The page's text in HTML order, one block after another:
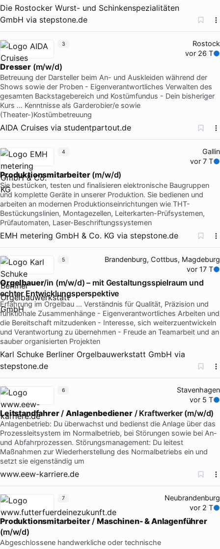
Die Rostocker Wurst- und Schinkenspezialitäten
GmbH via stepstone.de
Rostock
vor 26 T
Dresser(m/w/d)
Betreuung der Darsteller beim An- und Auskleiden während der
Shows sowie der Proben - Eigenverantwortliches Verwalten des
gesamten Backstagebereich und Kostümfundus - Dein bisheriger
Kurs … Kenntnisse als Garderobier/e sowie
(Theater-)Kostümbetreuung
AIDA Cruises via studentpartout.de
3
Gallin
vor 7 T
Produktionsmitarbeiter(m/w/d)
Sie bestücken, testen und finalisieren elektronische Baugruppen
und komplette Geräte in unserer Produktion. Sie bedienen und
arbeiten an modernen Produktionseinrichtungen wie THT-
Bestückungslinien, Montagezellen, Leiterkarten-Prüfsystemen,
Prüfautomaten, Laser-Beschriftungssystemen
EMH metering GmbH & Co. KG via stepstone.de
4
Brandenburg, Cottbus, Magdeburg
vor 17 T
Orgelbauer/in (m/w/d) – mit Gestaltungsspielraum und
echter Entwicklungsperspektive
Erfahrung im Orgelbau … Verständnis für Qualität, Präzision und
funktionale Zusammenhänge - Eigenverantwortliches Arbeiten und
die Bereitschaft mitzudenken - Interesse, sich weiterzuentwickeln
und Verantwortung zu übernehmen - Freude an Teamarbeit und an
sauber organisierten Projekten
Karl Schuke Berliner Orgelbauwerkstatt GmbH via
stepstone.de
5
Stavenhagen
vor 5 T
Leitstandfahrer/Anlagenbediener/ Kraftwerker (m/w/d)
Anlagenbetrieb: Du überwachst und bedienst die Anlage über das
Prozessleitsystem im Normalbetrieb, bei Störungen sowie bei An-
und Abfahrprozessen. Störungsmanagement: Du leitest
Maßnahmen zur Wiederherstellung des Normalbetriebs ein und
setzt sie eigenständig um
www.eew-karriere.de
6
Neubrandenburg
vor 2 T
Produktionsmitarbeiter/Maschinen- & Anlagenführer
(m/w/d)
Abgeschlossene handwerkliche oder technische
7